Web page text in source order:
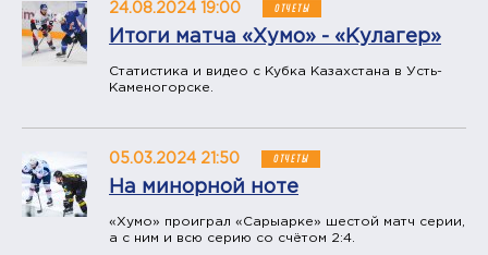
24.08.2024 19:00 ОТЧЕТЫ
Итоги матча «Хумо» - «Кулагер»
Статистика и видео с Кубка Казахстана в Усть-
Каменогорске.
05.03.2024 21:50 ОТЧЕТЫ
На минорной ноте
«Хумо» проиграл «Сарыарке» шестой матч серии,
а с ним и всю серию со счётом 2:4.